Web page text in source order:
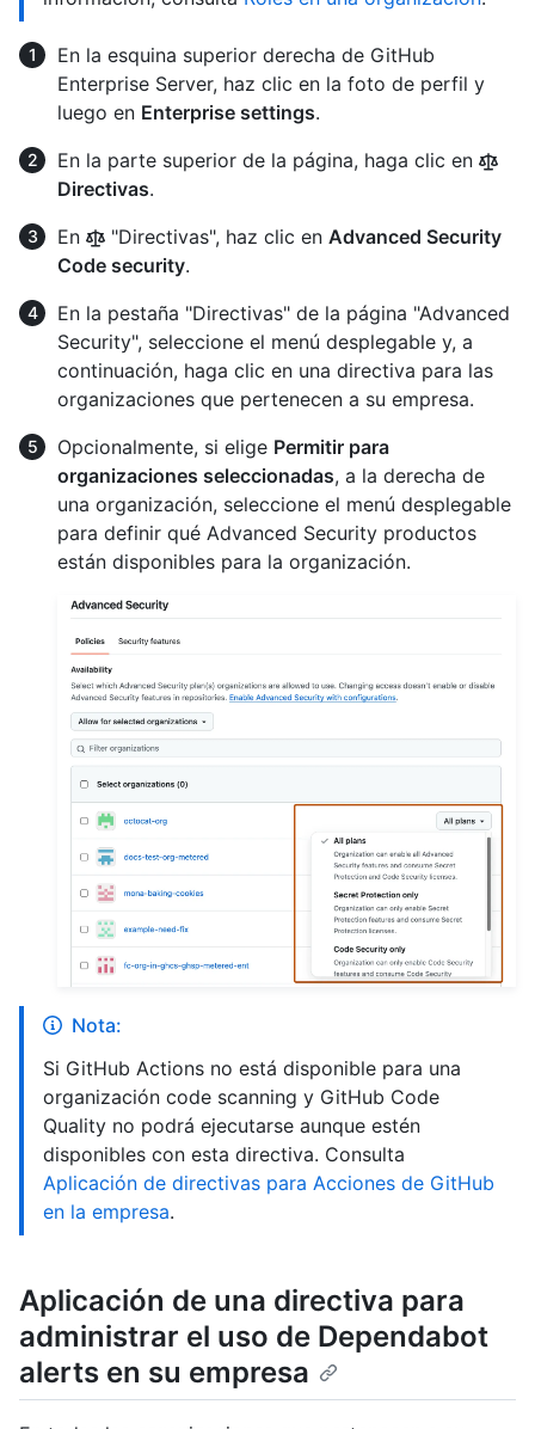
En la esquina superior derecha de GitHub
Enterprise Server, haz clic en la foto de perfil y
luego en Enterprise settings.
En la parte superior de la página, haga clic en
Directivas.
En
"Directivas", haz clic en Advanced Security
Code security.
En la pestaña "Directivas" de la página "Advanced
Security", seleccione el menú desplegable y, a
continuación, haga clic en una directiva para las
organizaciones que pertenecen a su empresa.
Opcionalmente, si elige Permitir para
organizaciones seleccionadas, a la derecha de
una organización, seleccione el menú desplegable
para definir qué Advanced Security productos
están disponibles para la organización.
Nota:
Si GitHub Actions no está disponible para una
organización code scanning y GitHub Code
Quality no podrá ejecutarse aunque estén
disponibles con esta directiva. Consulta
Aplicación de directivas para Acciones de GitHub
en la empresa.
Aplicación de una directiva para
administrar el uso de Dependabot
alerts en su empresa